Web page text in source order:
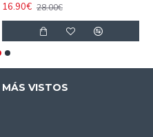
16.90€ 28.00€
MÁS VISTOS